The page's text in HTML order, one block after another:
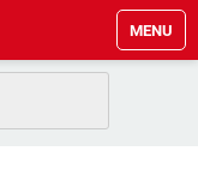
MENU